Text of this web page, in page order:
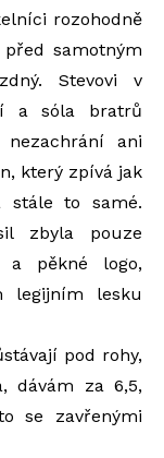
rozohodně
samotným
Stevovi v
a sóla bratrů
ani
který zpívá jak
stále to samé.
zbyla pouze
a pěkné logo,
legijním lesku
pod rohy,
dávám za 6,5,
se zavřenými